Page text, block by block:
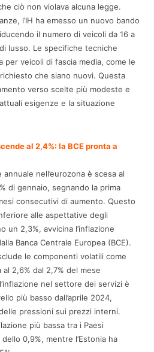
ciò non violava alcuna legge.​
l’IH ha emesso un nuovo bando
il numero di veicoli da 16 a
lusso. Le specifiche tecniche
per veicoli di fascia media, come le
che siano nuovi. Questa
verso scelte più modeste e
esigenze e la situazione
al 2,4%: la BCE pronta a
nell’eurozona è scesa al
di gennaio, segnando la prima
consecutivi di aumento. Questo
alle aspettative degli
un 2,3%, avvicina l’inflazione
Banca Centrale Europea (BCE).
le componenti volatili come
2,6% dal 2,7% del mese
nel settore dei servizi è
più basso dall’aprile 2024,
pressioni sui prezzi interni.
più bassa tra i Paesi
0,9%, mentre l’Estonia ha